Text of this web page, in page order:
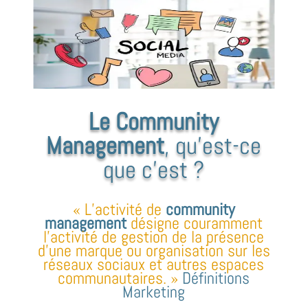
Le Community
Management, qu’est-ce
que c’est ?
« L’activité de community
managementdésigne couramment
l’activité de gestion de la présence
d’une marque ou organisation sur les
réseaux sociaux et autres espaces
communautaires. » Définitions
Marketing